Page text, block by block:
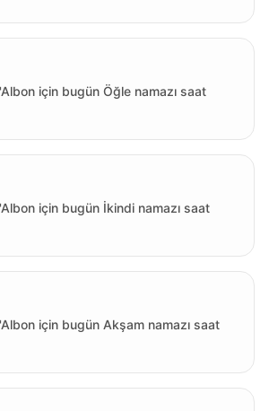
için bugün Öğle namazı saat
için bugün İkindi namazı saat
için bugün Akşam namazı saat